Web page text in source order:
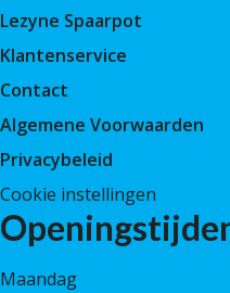
Lezyne Spaarpot
Klantenservice
Contact
Algemene Voorwaarden
Privacybeleid
Cookie instellingen
Maandag